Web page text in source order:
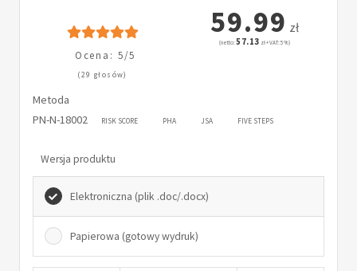
Ocena: 5/5
(29 głosów)
59.99 zł
(netto:57.13 zł + VAT: 5%)
Metoda
PN-N-18002
RISK SCORE PHA JSA FIVE STEPS
Wersja produktu
Elektroniczna (plik .doc/.docx)
Papierowa (gotowy wydruk)